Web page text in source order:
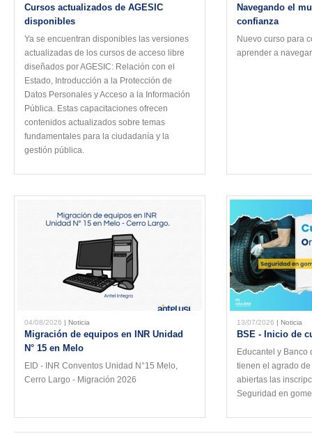
Cursos actualizados de AGESIC
disponibles
Ya se encuentran disponibles las versiones
actualizadas de los cursos de acceso libre
diseñados por AGESIC: Relación con el
Estado, Introducción a la Protección de
Datos Personales y Acceso a la Información
Pública. Estas capacitaciones ofrecen
contenidos actualizados sobre temas
fundamentales para la ciudadanía y la
gestión pública.
Navegando el
confianza
Nuevo curso para
aprender a
04/08/2026 | Noticia
Migración de equipos en INR Unidad
N° 15 en Melo
EID - INR Conventos Unidad N°15 Melo,
Cerro Largo - Migración 2026
13/07/2026 | Noticia
BSE - Inicio de
Educantel y Banco
tienen el agrado
abiertas las
Seguridad en